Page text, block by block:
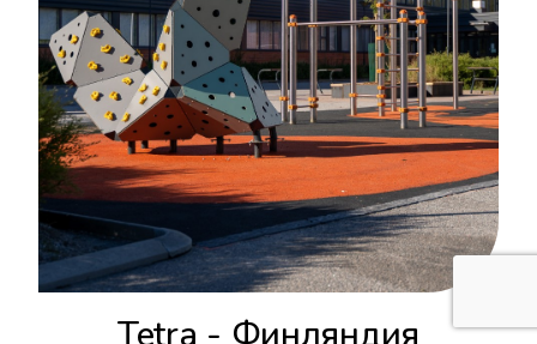
Tetra - Финляндия